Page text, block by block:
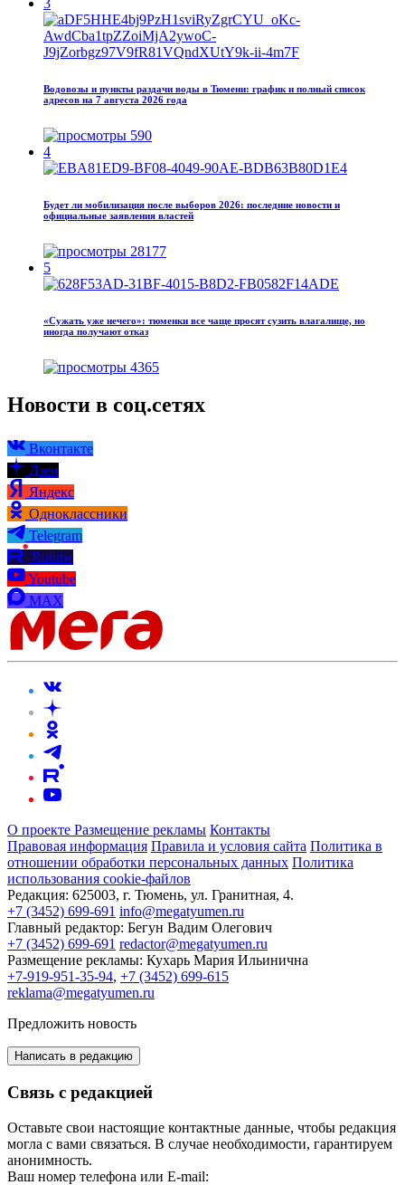
Водовозы и пункты раздачи воды в Тюмени: график и полный список
адресов на 7 августа 2026 года
590
4
Будет ли мобилизация после выборов 2026: последние новости и
официальные заявления властей
28177
5
«Сужать уже нечего»: тюменки все чаще просят сузить влагалище, но
иногда получают отказ
4365
Новости в соц.сетях
Вконтакте
Дзен
Яндекс
Одноклассники
Telegram
Rutube
Youtube
MAX
О проекте Размещение рекламы Контакты
Правовая информация Правила и условия сайта Политика в
отношении обработки персональных данных Политика
использования cookie-файлов
Редакция: 625003, г. Тюмень, ул. Гранитная, 4.
+7 (3452) 699-691 info@megatyumen.ru
Главный редактор: Бегун Вадим Олегович
+7 (3452) 699-691 redactor@megatyumen.ru
Размещение рекламы: Кухарь Мария Ильинична
+7-919-951-35-94, +7 (3452) 699-615
reklama@megatyumen.ru
Предложить новость
Написать в редакцию
Связь с редакцией
Оставьте свои настоящие контактные данные, чтобы редакция
могла с вами связаться. В случае необходимости, гарантируем
анонимность.
Ваш номер телефона или E-mail: